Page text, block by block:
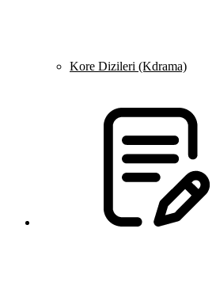
Kore Dizileri (Kdrama)